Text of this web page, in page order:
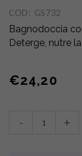
COD: GS732
Bagnodoccia
Deterge, nutre
€24,20
- +